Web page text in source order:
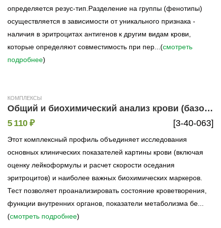
определяется резус-тип.Разделение на группы (фенотипы)
осуществляется в зависимости от уникального признака -
наличия в эритроцитах антигенов к другим видам крови,
которые определяют совместимость при пер...(смотреть
подробнее)
КОМПЛЕКСЫ
Общий и биохимический анализ крови (базовые показатели)
[3-40-063]
5 110 ₽
Этот комплексный профиль объединяет исследования
основных клинических показателей картины крови (включая
оценку лейкоформулы и расчет скорости оседания
эритроцитов) и наиболее важных биохимических маркеров.
Тест позволяет проанализировать состояние кроветворения,
функции внутренних органов, показатели метаболизма бе...
(смотреть подробнее)